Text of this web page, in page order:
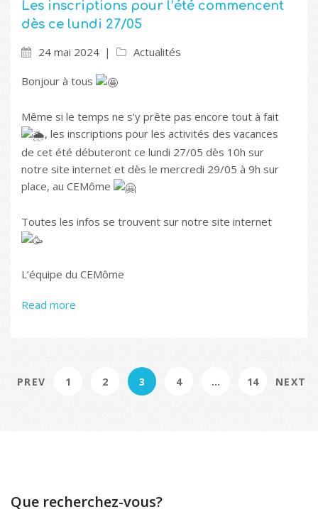
Les inscriptions pour l’été commencent
dès ce lundi 27/05
24 mai 2024
Actualités
Bonjour à tous
Même si le temps ne s’y prête pas encore tout à fait
, les inscriptions pour les activités des vacances
de cet été débuteront ce lundi 27/05 dès 10h sur
notre site internet et dès le mercredi 29/05 à 9h sur
place, au CEMôme
Toutes les infos se trouvent sur notre site internet
L’équipe du CEMôme
Read more
PREV 1 2 3 4 … 14 NEXT
Que recherchez-vous?